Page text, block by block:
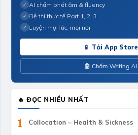
✓ AI chấm phát âm & fluency
✓ Đề thi thực tế Part 1, 2, 3
✓ Luyện mọi lúc, mọi nơi
📱 Tải App Store
🤖 Chấm Writing AI
🔥 ĐỌC NHIỀU NHẤT
1 Collocation – Health & Sickness